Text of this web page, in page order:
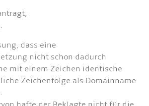
dass eine
nicht schon dadurch
mit einem Zeichen identische
Zeichenfolge als Domainname